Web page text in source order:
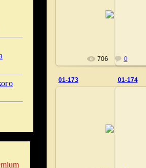
706 0
01-173 01-174